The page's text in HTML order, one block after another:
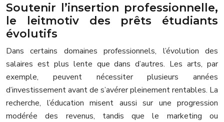
Soutenir l’insertion professionnelle,
le leitmotiv des prêts étudiants
évolutifs
Dans certains domaines professionnels, l’évolution des
salaires est plus lente que dans d’autres. Les arts, par
exemple, peuvent nécessiter plusieurs années
d’investissement avant de s’avérer pleinement rentables. La
recherche, l’éducation misent aussi sur une progression
modérée des revenus, tandis que le marketing ou